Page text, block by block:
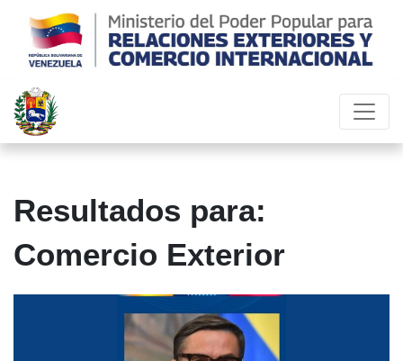
Resultados para:
Comercio Exterior